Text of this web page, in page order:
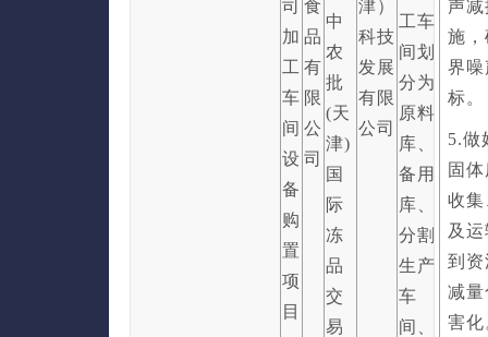
司
加
工
车
间
设
备
购
置
项
目
食
品
有
限
公
司
中
农
批
(天
津)
国
际
冻
品
交
易
津）
科技
发展
有限
公司
工车
间划
分为
原料
库、
备用
库、
分割
生产
车
间、
声
施
界
标。
5.做
固
收
及
到
减
害